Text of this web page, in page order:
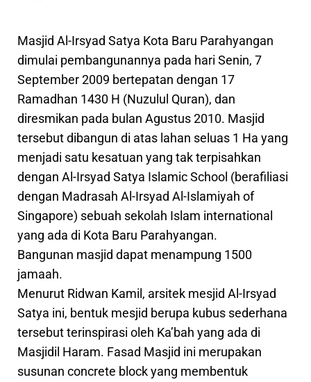
Masjid Al-Irsyad Satya Kota Baru Parahyangan
dimulai pembangunannya pada hari Senin, 7
September 2009 bertepatan dengan 17
Ramadhan 1430 H (Nuzulul Quran), dan
diresmikan pada bulan Agustus 2010. Masjid
tersebut dibangun di atas lahan seluas 1 Ha yang
menjadi satu kesatuan yang tak terpisahkan
dengan Al-Irsyad Satya Islamic School (berafiliasi
dengan Madrasah Al-Irsyad Al-Islamiyah of
Singapore) sebuah sekolah Islam international
yang ada di Kota Baru Parahyangan.
Bangunan masjid dapat menampung 1500
jamaah.
Menurut Ridwan Kamil, arsitek mesjid Al-Irsyad
Satya ini, bentuk mesjid berupa kubus sederhana
tersebut terinspirasi oleh Ka’bah yang ada di
Masjidil Haram. Fasad Masjid ini merupakan
susunan concrete block yang membentuk